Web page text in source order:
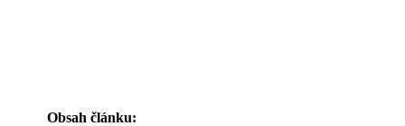
Obsah článku: